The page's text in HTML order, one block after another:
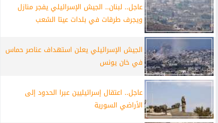
عاجل.. لبنان.. الجيش الإسرائيلي يفجر منازل
ويجرف طرقات في بلدات عيتا الشعب
الجيش الإسرائيلي يعلن استهداف عناصر حماس
في خان يونس
عاجل.. اعتقال إسرائيليين عبرا الحدود إلى
الأراضي السورية